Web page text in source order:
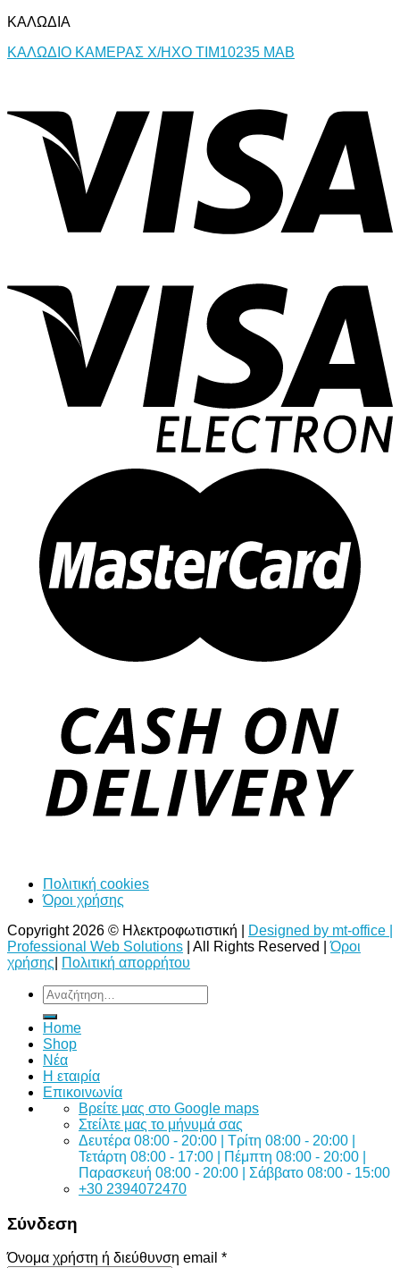
ΚΑΛΩΔΙΑ
ΚΑΛΩΔΙΟ ΚΑΜΕΡΑΣ Χ/ΗΧΟ ΤΙΜ10235 ΜΑΒ
Πολιτική cookies
Όροι χρήσης
Copyright 2026 © Ηλεκτροφωτιστική |
Designed by mt-office |
Professional Web Solutions | All Rights Reserved |Όροι
χρήσης
Πολιτική απορρήτου
Αναζήτηση
για:
Home
Shop
Νέα
Η εταιρία
Επικοινωνία
Bρείτε μας στο Google maps
Στείλτε μας το μήνυμά σας
Δευτέρα 08:00 - 20:00 | Τρίτη 08:00 - 20:00 |
Τετάρτη 08:00 - 17:00 | Πέμπτη 08:00 - 20:00 |
Παρασκευή 08:00 - 20:00 | Σάββατο 08:00 - 15:00
+30 2394072470
Σύνδεση
Όνομα χρήστη ή διεύθυνση email *